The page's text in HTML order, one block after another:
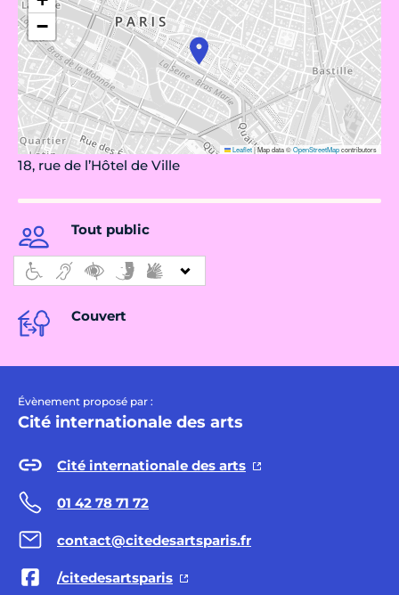
−
Leaflet|Map data ©OpenStreetMapcontributors
18, rue de l’Hôtel de Ville
Tout public
Couvert
Évènement proposé par :
Cité internationale des arts
Cité internationale des arts
01 42 78 71 72
contact@citedesartsparis.fr
/citedesartsparis